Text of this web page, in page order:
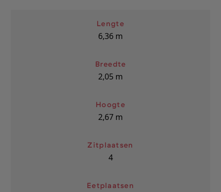
Lengte
6,36 m
Breedte
2,05 m
Hoogte
2,67 m
Zitplaatsen
4
Eetplaatsen